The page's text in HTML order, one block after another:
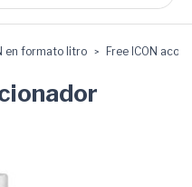
en formato litro Free ICON